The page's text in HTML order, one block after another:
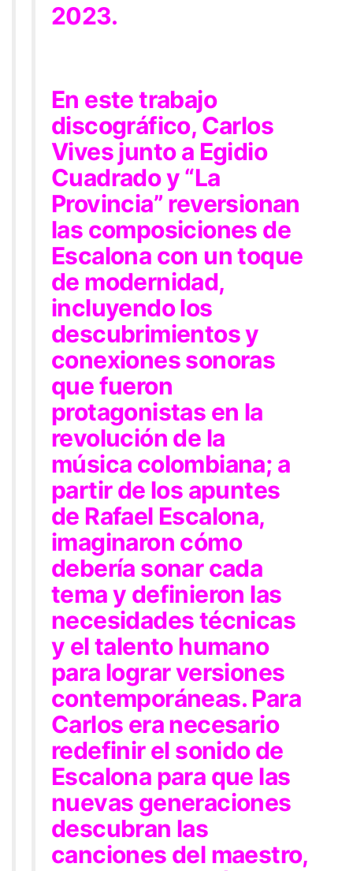
2023.
En este trabajo
discográfico, Carlos
Vives junto a Egidio
Cuadrado y “La
Provincia” reversionan
las composiciones de
Escalona con un toque
de modernidad,
incluyendo los
descubrimientos y
conexiones sonoras
que fueron
protagonistas en la
revolución de la
música colombiana; a
partir de los apuntes
de Rafael Escalona,
imaginaron cómo
debería sonar cada
tema y definieron las
necesidades técnicas
y el talento humano
para lograr versiones
contemporáneas. Para
Carlos era necesario
redefinir el sonido de
Escalona para que las
nuevas generaciones
descubran las
canciones del maestro,